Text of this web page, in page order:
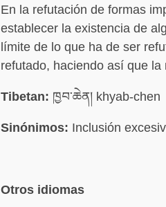
En la refutación de formas
establecer la existencia de
límite de lo que ha de ser
refutado, haciendo así que
Tibetan: ཁྱབ་ཆེན། khyab-chen
Sinónimos: Inclusión
Otros idiomas